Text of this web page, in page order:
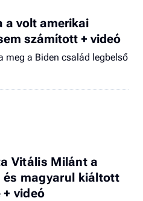
a volt amerikai
számított + videó
meg a Biden család legbelső
Vitális Milánt a
magyarul kiáltott
+ videó